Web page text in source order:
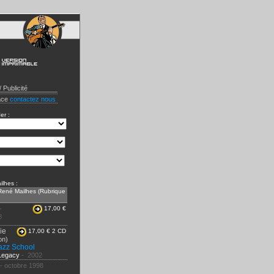
Publicité
contactez nous
:
:
Mailhes (Rubrique
17,00 €
-
17,00 € 2 CD
School
- 2002
- octobre 1998